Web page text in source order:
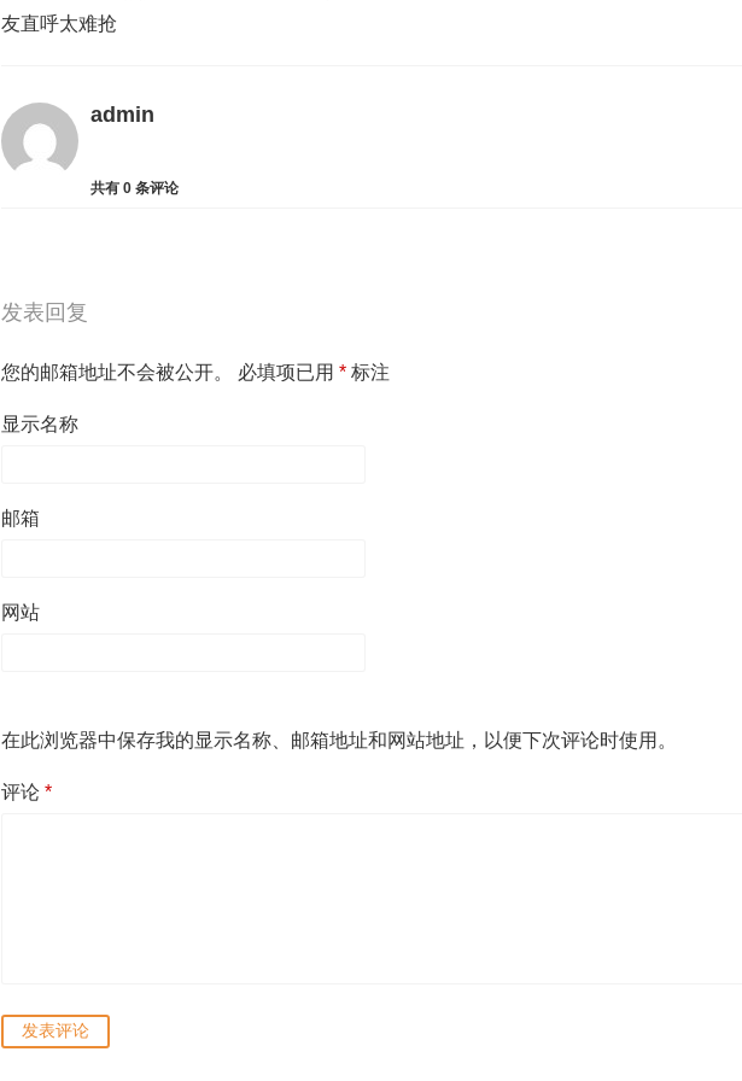
友直呼太难抢
admin
共有 0 条评论
发表回复
您的邮箱地址不会被公开。 必填项已用 * 标注
显示名称
邮箱
网站
在此浏览器中保存我的显示名称、邮箱地址和网站地址，以便下次评论时使用。
评论 *